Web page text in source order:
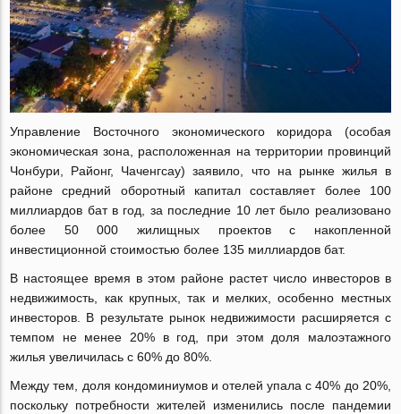
Управление Восточного экономического коридора (особая
экономическая зона, расположенная на территории провинций
Чонбури, Районг, Чаченгсау) заявило, что на рынке жилья в
районе средний оборотный капитал составляет более 100
миллиардов бат в год, за последние 10 лет было реализовано
более 50 000 жилищных проектов с накопленной
инвестиционной стоимостью более 135 миллиардов бат.
В настоящее время в этом районе растет число инвесторов в
недвижимость, как крупных, так и мелких, особенно местных
инвесторов. В результате рынок недвижимости расширяется с
темпом не менее 20% в год, при этом доля малоэтажного
жилья увеличилась с 60% до 80%.
Между тем, доля кондоминиумов и отелей упала с 40% до 20%,
поскольку потребности жителей изменились после пандемии